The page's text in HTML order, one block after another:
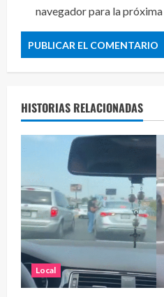
navegador para la
HISTORIAS RELACIONADAS
Local